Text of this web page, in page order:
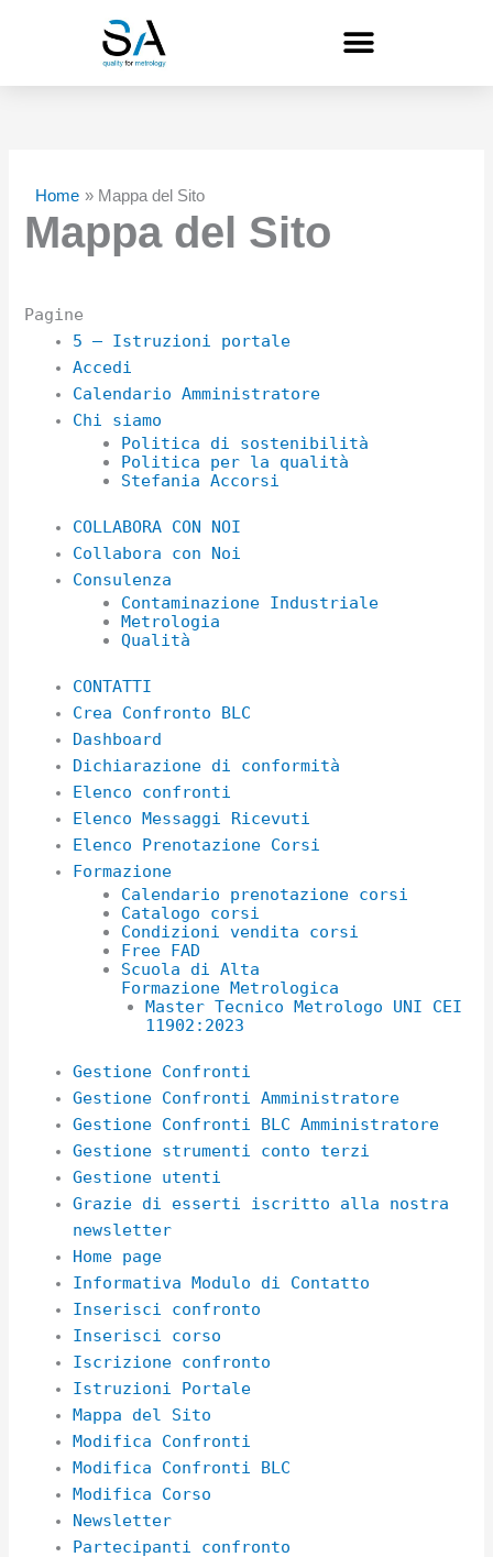
Home Mappa del Sito
Mappa del Sito
Pagine
5 – Istruzioni portale
Accedi
Calendario Amministratore
Chi siamo
Politica di sostenibilità
Politica per la qualità
Stefania Accorsi
COLLABORA CON NOI
Collabora con Noi
Consulenza
Contaminazione Industriale
Metrologia
Qualità
CONTATTI
Crea Confronto BLC
Dashboard
Dichiarazione di conformità
Elenco confronti
Elenco Messaggi Ricevuti
Elenco Prenotazione Corsi
Formazione
Calendario prenotazione corsi
Catalogo corsi
Condizioni vendita corsi
Free FAD
Scuola di Alta
Formazione Metrologica
Master Tecnico Metrologo UNI CEI
11902:2023
Gestione Confronti
Gestione Confronti Amministratore
Gestione Confronti BLC Amministratore
Gestione strumenti conto terzi
Gestione utenti
Grazie di esserti iscritto alla nostra
newsletter
Home page
Informativa Modulo di Contatto
Inserisci confronto
Inserisci corso
Iscrizione confronto
Istruzioni Portale
Mappa del Sito
Modifica Confronti
Modifica Confronti BLC
Modifica Corso
Newsletter
Partecipanti confronto